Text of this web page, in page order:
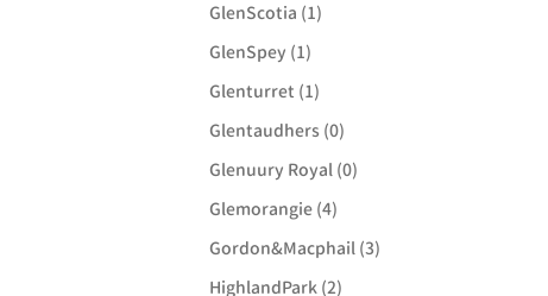
GlenScotia (1)
GlenSpey (1)
Glenturret (1)
Glentaudhers (0)
Glenuury Royal (0)
Glemorangie (4)
Gordon&Macphail (3)
HighlandPark (2)